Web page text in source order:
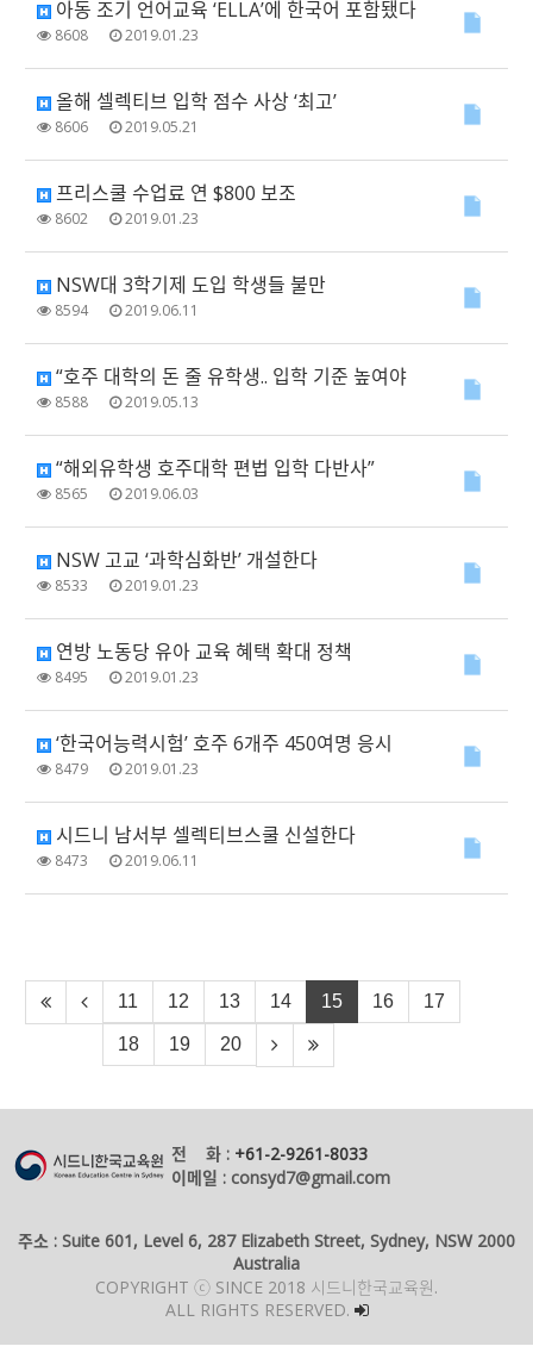
아동 조기 언어교육 ‘ELLA’에 한국어 포함됐다
8608 2019.01.23
올해 셀렉티브 입학 점수 사상 ‘최고’
8606 2019.05.21
프리스쿨 수업료 연 $800 보조
8602 2019.01.23
NSW대 3학기제 도입 학생들 불만
8594 2019.06.11
“호주 대학의 돈 줄 유학생.. 입학 기준 높여야
8588 2019.05.13
“해외유학생 호주대학 편법 입학 다반사”
8565 2019.06.03
NSW 고교 ‘과학심화반’ 개설한다
8533 2019.01.23
연방 노동당 유아 교육 혜택 확대 정책
8495 2019.01.23
‘한국어능력시험’ 호주 6개주 450여명 응시
8479 2019.01.23
시드니 남서부 셀렉티브스쿨 신설한다
8473 2019.06.11
11 12 13 14 15 16 17
18 19 20
전 화 : +61-2-9261-8033
이메일 : consyd7@gmail.com
주소 : Suite 601, Level 6, 287 Elizabeth Street, Sydney, NSW 2000
Australia
COPYRIGHT ⓒ SINCE 2018 시드니한국교육원.
ALL RIGHTS RESERVED.